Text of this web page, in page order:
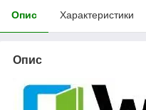
Опис Характеристики
Опис